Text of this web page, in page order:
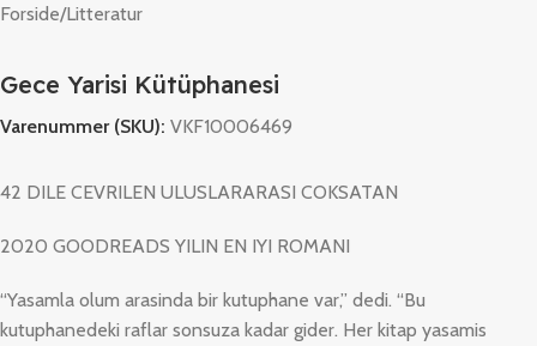
Forside/Litteratur
Gece Yarisi Kütüphanesi
Varenummer (SKU): VKF10006469
42 DILE CEVRILEN ULUSLARARASI COKSATAN
2020 GOODREADS YILIN EN IYI ROMANI
“Yasamla olum arasinda bir kutuphane var,” dedi. “Bu
kutuphanedeki raflar sonsuza kadar gider. Her kitap yasamis